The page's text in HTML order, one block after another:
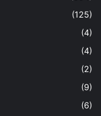
(125)
(4)
(4)
(2)
(9)
(6)